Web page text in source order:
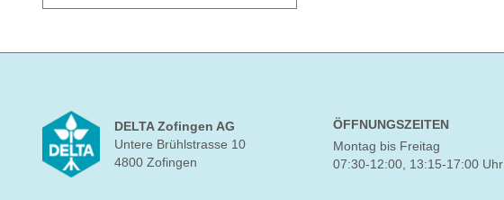
DELTA Zofingen AG
Untere Brühlstrasse 10
4800 Zofingen
ÖFFNUNGSZEITEN
Montag bis Freitag
07:30-12:00, 13:15-17:00 Uhr